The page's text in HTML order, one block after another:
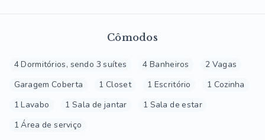
Cômodos
4 Dormitórios, sendo 3 suítes 4 Banheiros
2 Vagas
Garagem Coberta
1 Closet 1 Escritório
1 Cozinha
1 Lavabo
1 Sala de jantar
1 Sala de estar
1 Área de serviço